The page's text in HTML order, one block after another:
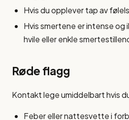
Hvis du opplever tap av
Hvis smertene er intense og
hvile eller enkle
Røde flagg
Kontakt lege umiddelbart hvis
Feber eller nattesvette i